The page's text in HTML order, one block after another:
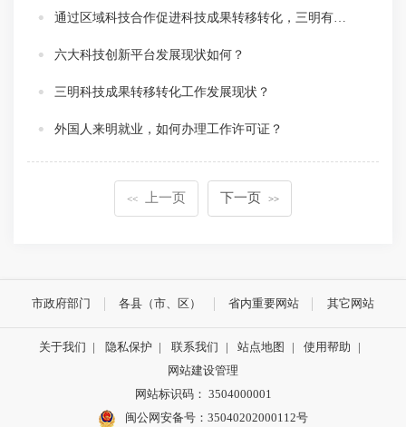
通过区域科技合作促进科技成果转移转化，三明有没有取得什么新进展？
六大科技创新平台发展现状如何？
三明科技成果转移转化工作发展现状？
外国人来明就业，如何办理工作许可证？
<< 上一页 下一页 >>
市政府部门 各县（市、区） 省内重要网站 其它网站
关于我们 | 隐私保护 | 联系我们 | 站点地图 | 使用帮助
|
网站建设管理
网站标识码： 3504000001
闽公网安备号：35040202000112号